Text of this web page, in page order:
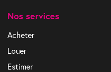
Nos services
Acheter
Louer
Estimer